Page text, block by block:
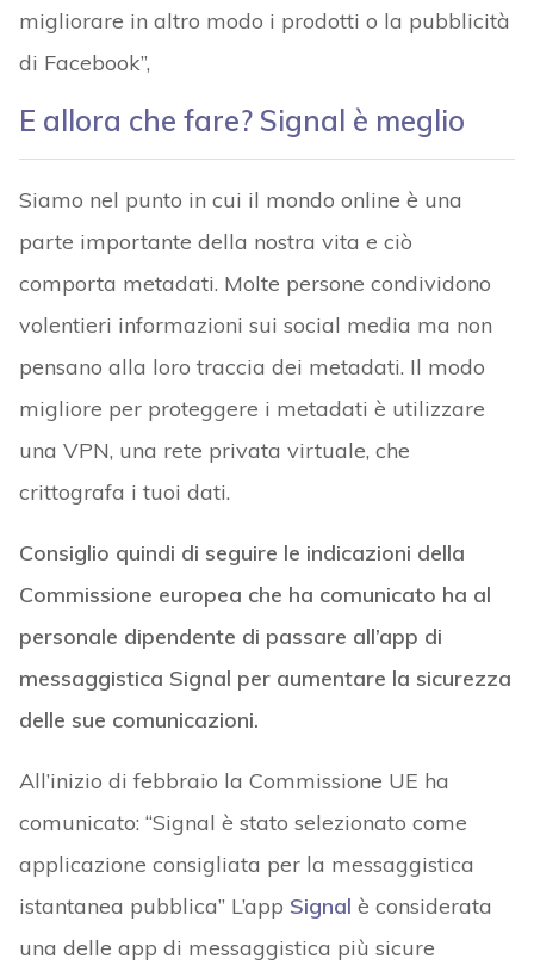
migliorare in altro modo i prodotti o la pubblicità
di Facebook”,
E allora che fare? Signal è meglio
Siamo nel punto in cui il mondo online è una
parte importante della nostra vita e ciò
comporta metadati. Molte persone condividono
volentieri informazioni sui social media ma non
pensano alla loro traccia dei metadati. Il modo
migliore per proteggere i metadati è utilizzare
una VPN, una rete privata virtuale, che
crittografa i tuoi dati.
Consiglio quindi di seguire le indicazioni della
Commissione europea che ha comunicato ha al
personale dipendente di passare all’app di
messaggistica Signal per aumentare la sicurezza
delle sue comunicazioni.
All’inizio di febbraio la Commissione UE ha
comunicato: “Signal è stato selezionato come
applicazione consigliata per la messaggistica
istantanea pubblica” L’app Signal è considerata
una delle app di messaggistica più sicure